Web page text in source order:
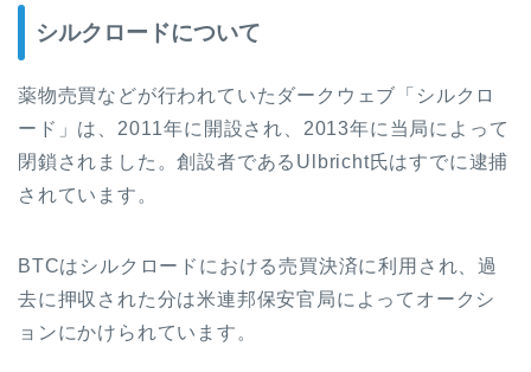
シルクロードについて
薬物売買などが行われていたダークウェブ「シルクロ
ード」は、2011年に開設され、2013年に当局によって
閉鎖されました。創設者であるUlbricht氏はすでに逮捕
されています。
BTCはシルクロードにおける売買決済に利用され、過
去に押収された分は米連邦保安官局によってオークシ
ョンにかけられています。